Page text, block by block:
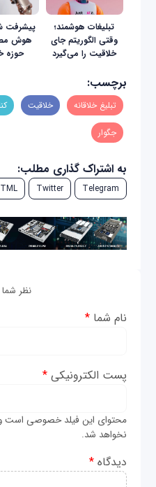
تبلیغات هوشمند؛
وقتی الگوریتم جای
خلاقیت را می‌گیرد
پیشرفت
هوش
حوزه
برچسب:
تبلیغ خلاقانه خلاقیت
جگوار
به اشتراک گذاری مطلب:
Telegram
Twitter
نظر
نام شما*
پست الکترونیکی*
محتوای این فیلد خصوصی است
نخواهد شد.
دیدگاه*